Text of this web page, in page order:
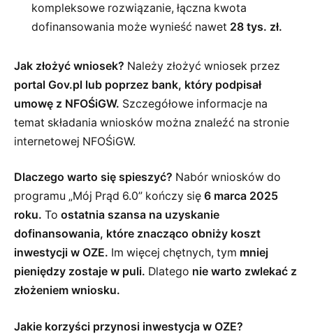
kompleksowe rozwiązanie, łączna kwota
dofinansowania może wynieść nawet 28 tys. zł.
Jak złożyć wniosek? Należy złożyć wniosek przez
portal Gov.pl lub poprzez bank, który podpisał
umowę z NFOŚiGW. Szczegółowe informacje na
temat składania wniosków można znaleźć na stronie
internetowej NFOŚiGW.
Dlaczego warto się spieszyć? Nabór wniosków do
programu „Mój Prąd 6.0” kończy się 6 marca 2025
roku. To ostatnia szansa na uzyskanie
dofinansowania, które znacząco obniży koszt
inwestycji w OZE. Im więcej chętnych, tym mniej
pieniędzy zostaje w puli. Dlatego nie warto zwlekać z
złożeniem wniosku.
Jakie korzyści przynosi inwestycja w OZE?